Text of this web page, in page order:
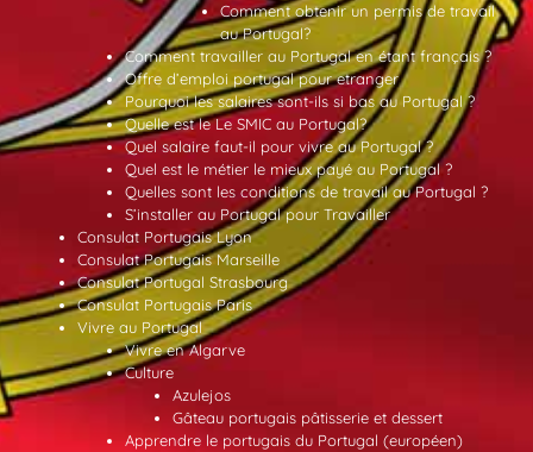
Comment obtenir un permis de travail
au Portugal?
Comment travailler au Portugal en étant français ?
Offre d’emploi portugal pour etranger
Pourquoi les salaires sont-ils si bas au Portugal ?
Quelle est le Le SMIC au Portugal?
Quel salaire faut-il pour vivre au Portugal ?
Quel est le métier le mieux payé au Portugal ?
Quelles sont les conditions de travail au Portugal ?
S’installer au Portugal pour Travailler
Consulat Portugais Lyon
Consulat Portugais Marseille
Consulat Portugal Strasbourg
Consulat Portugais Paris
Vivre au Portugal
Vivre en Algarve
Culture
Azulejos
Gâteau portugais pâtisserie et dessert
Apprendre le portugais du Portugal (européen)